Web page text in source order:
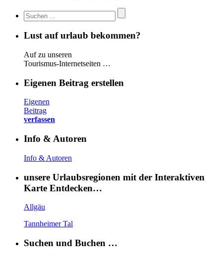
Lust auf urlaub bekommen?
Auf zu unseren
Tourismus-Internetseiten …
Eigenen Beitrag erstellen
Eigenen
Beitrag
verfassen
Info & Autoren
Info & Autoren
unsere Urlaubsregionen mit der Interaktiven
Karte Entdecken…
Allgäu
Tannheimer Tal
Suchen und Buchen …